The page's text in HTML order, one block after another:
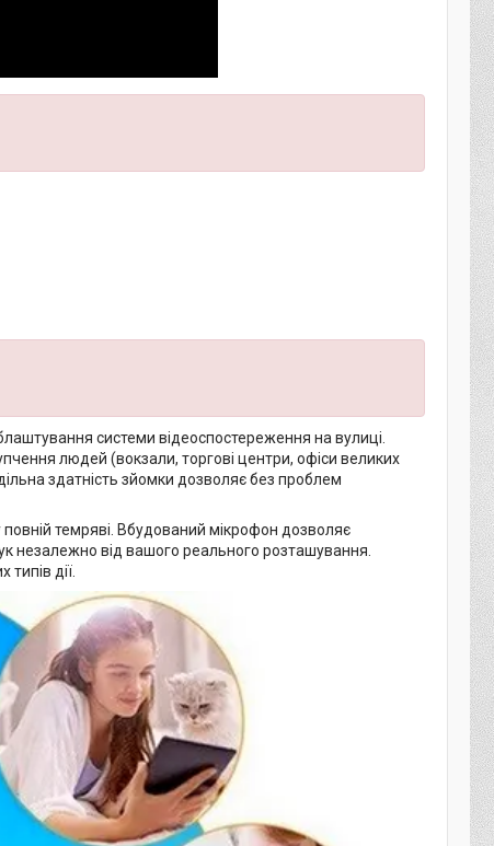
системи відеоспостереження на вулиці.
людей (вокзали, торгові центри, офіси великих
здатність зйомки дозволяє без проблем
темряві. Вбудований мікрофон дозволяє
незалежно від вашого реального розташування.
дії.